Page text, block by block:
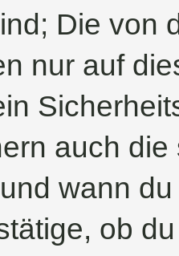
Die von
nur auf
auch
wann
ob